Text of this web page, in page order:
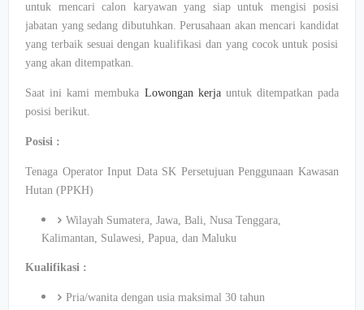
untuk mencari calon karyawanyang siap untuk mengisi posisi
jabatan yangsedang dibutuhkan. Perusahaan akan mencari kandidat
yang terbaik sesuai dengan kualifikasi dan yang cocok untuk posisi
yang akan ditempatkan.
Saat ini kamimembuka Lowongan kerja untuk ditempatkanpada
posisi berikut.
Posisi :
Tenaga Operator Input Data SK Persetujuan Penggunaan Kawasan
Hutan (PPKH)
Wilayah Sumatera, Jawa, Bali, Nusa Tenggara,
Kalimantan, Sulawesi, Papua, dan Maluku
Kualifikasi :
Pria/wanita dengan usia maksimal 30 tahun